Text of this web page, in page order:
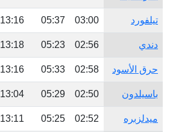
تيلفورد 03:00
05:37
13:16
دندي 02:56
05:23
13:18
حرق الأسود 02:58
05:33
13:16
باسيلدون 02:50
05:29
13:04
ميدلزبره 02:52
05:25
13:11